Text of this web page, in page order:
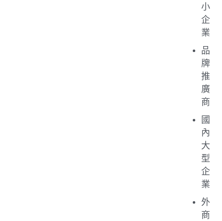
小
企
業
品
牌
推
廣
商
國
內
大
型
企
業
外
商